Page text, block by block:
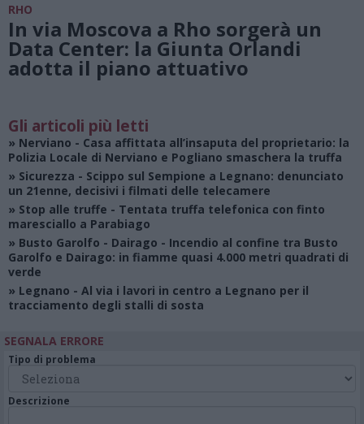
RHO
In via Moscova a Rho sorgerà un
Data Center: la Giunta Orlandi
adotta il piano attuativo
Gli articoli più letti
» Nerviano - Casa affittata all’insaputa del proprietario: la
Polizia Locale di Nerviano e Pogliano smaschera la truffa
» Sicurezza - Scippo sul Sempione a Legnano: denunciato
un 21enne, decisivi i filmati delle telecamere
» Stop alle truffe - Tentata truffa telefonica con finto
maresciallo a Parabiago
» Busto Garolfo - Dairago - Incendio al confine tra Busto
Garolfo e Dairago: in fiamme quasi 4.000 metri quadrati di
verde
» Legnano - Al via i lavori in centro a Legnano per il
tracciamento degli stalli di sosta
SEGNALA ERRORE
Tipo di problema
Descrizione